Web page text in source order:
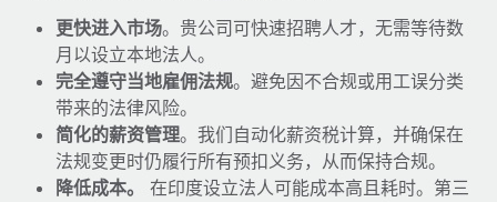
更快进入市场。贵公司可快速招聘人才，无需等待数
月以设立本地法人。
完全遵守当地雇佣法规。避免因不合规或用工误分类
带来的法律风险。
简化的薪资管理。我们自动化薪资税计算，并确保在
法规变更时仍履行所有预扣义务，从而保持合规。
降低成本。
在印度设立法人可能成本高且耗时。第三